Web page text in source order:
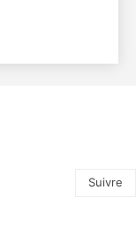
Suivre